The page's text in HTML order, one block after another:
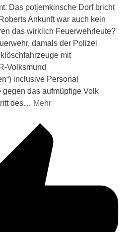
Das potjemkinsche Dorf bricht
Ankunft war auch kein
das wirklich Feuerwehrleute?
damals der Polizei
mit
Volksmund
inclusive Personal
gegen das aufmüpfige Volk
des… Mehr